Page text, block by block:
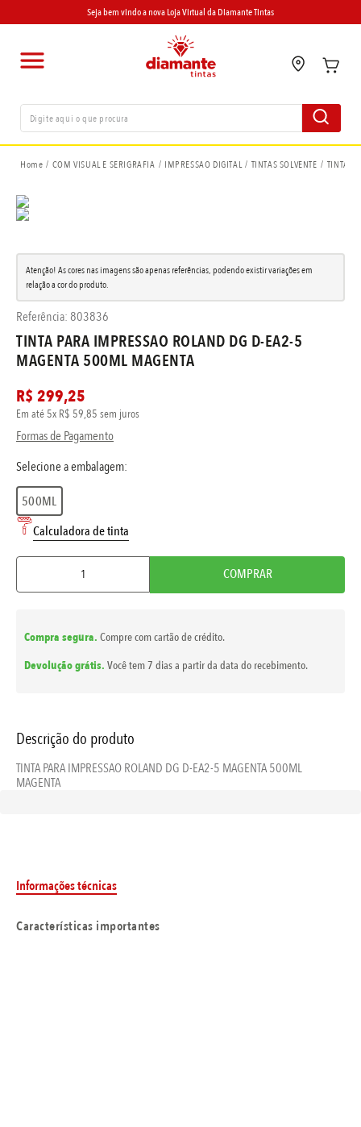
Seja bem vindo a nova Loja Virtual da Diamante Tintas
COM VISUAL E SERIGRAFIA IMPRESSAO DIGITAL TINTAS SOLVENTE TINTA
Atenção! As cores nas imagens são apenas referências, podendo existir variações em
relação a cor do produto.
Referência:803836
TINTA PARA IMPRESSAO ROLAND DG D-EA2-5
MAGENTA 500ML MAGENTA
R$ 299,25
Em até 5x R$ 59,85 sem juros
Formas de Pagamento
500ML
Calculadora de tinta
COMPRAR
Compra segura. Compre com cartão de crédito.
Devolução grátis. Você tem 7 dias a partir da data do recebimento.
Descrição do produto
TINTA PARA IMPRESSAO ROLAND DG D-EA2-5 MAGENTA 500ML
MAGENTA
Informações técnicas
Características importantes